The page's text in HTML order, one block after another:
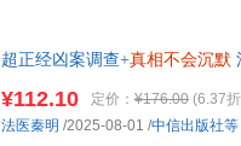
刑侦与法医类干货。秦明在每
与第1季“都市篇”不同，“山海
案侦查。野外痕迹更易消失、
超正经凶案调查+真相不会沉默
¥112.10 定价： ¥176.00 (6.37
法医秦明 /2025-08-01 /中信出版社等